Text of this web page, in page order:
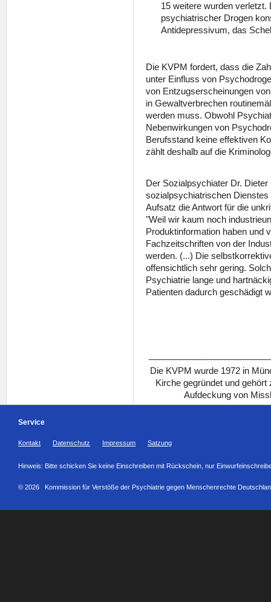
15 weitere wurden
psychiatrischer Drogen
Antidepressivum, das
Die KVPM fordert, dass die
unter Einfluss von
von Entzugserscheinungen
in Gewaltverbrechen
werden muss. Obwohl
Nebenwirkungen von
Berufsstand keine effektiven
zählt deshalb auf die
Der Sozialpsychiater Dr.
sozialpsychiatrischen
Aufsatz die Antwort für die
"Weil wir kaum noch
Produktinformation haben und
Fachzeitschriften von der
werden. (...) Die
offensichtlich sehr gering.
Psychiatrie lange und
Patienten dadurch geschädigt
Die KVPM wurde 1972 in
Kirche gegründet und
Aufdeckung von
Service
Kontakt Datenschutz Impressum Satzung
Hinweis: Bitte schicken Sie keine Einschreiben mit Rückschein, nur
© 2026 Kommission für Verstöße der Psychiatrie gegen Menschenrechte